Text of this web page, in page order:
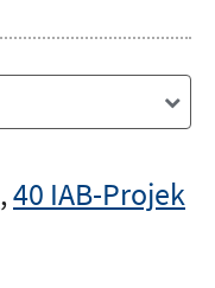
,40 IAB-Projek